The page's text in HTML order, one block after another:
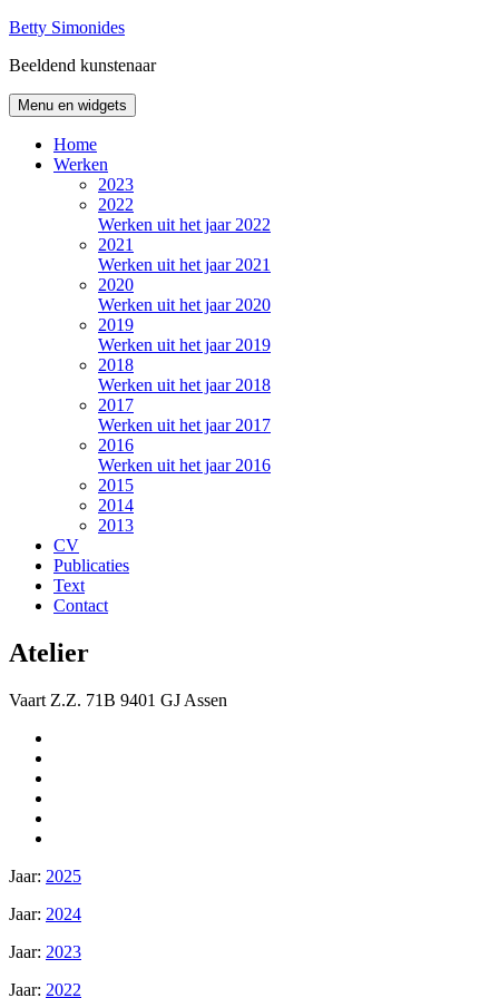
Spring
inhoud
Betty Simonides
Beeldend kunstenaar
Menu en widgets
Home
Werken
2023
2022
Werken uit het jaar 2022
2021
Werken uit het jaar 2021
2020
Werken uit het jaar 2020
2019
Werken uit het jaar 2019
2018
Werken uit het jaar 2018
2017
Werken uit het jaar 2017
2016
Werken uit het jaar 2016
2015
2014
2013
CV
Publicaties
Text
Contact
Atelier
Vaart Z.Z. 71B 9401 GJ Assen
Jaar: 2025
Jaar: 2024
Jaar: 2023
Jaar: 2022